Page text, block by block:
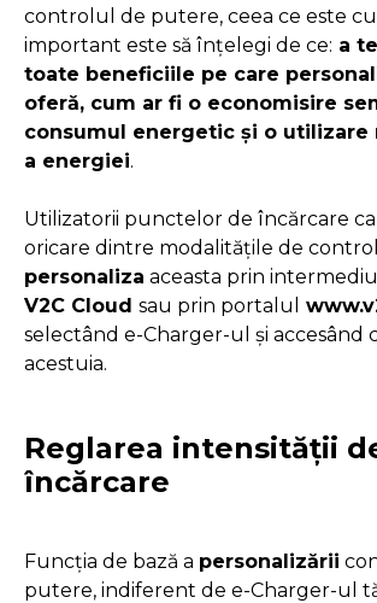
controlul de putere, ceea ce este
important este să înțelegi de ce: a
toate beneficiile pe care
oferă, cum ar fi o economisire
consumul energetic și o utilizare
a energiei.
Utilizatorii punctelor de încărcare
oricare dintre modalitățile de
personaliza aceasta prin
V2C Cloud sau prin portalul
selectând e-Charger-ul și accesând
acestuia.
Reglarea intensității
încărcare
Funcția de bază a personalizării
putere, indiferent de e-Charger-ul